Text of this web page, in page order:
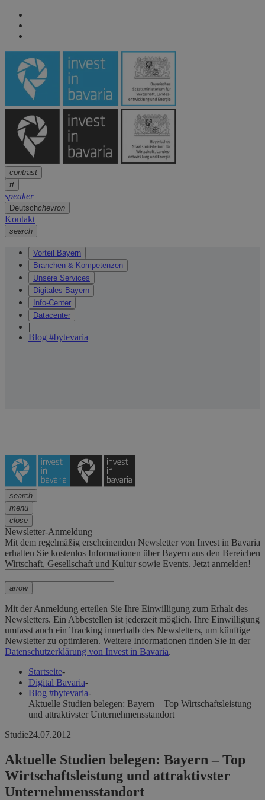
contrast
tt
speaker
Deutschchevron
Kontakt
search
Vorteil Bayern
Branchen & Kompetenzen
Unsere Services
Digitales Bayern
Info-Center
Datacenter
|
Blog #bytevaria
search
menu
close
Newsletter-Anmeldung
Mit dem regelmäßig erscheinenden Newsletter von Invest in Bavaria
erhalten Sie kostenlos Informationen über Bayern aus den Bereichen
Wirtschaft, Gesellschaft und Kultur sowie Events. Jetzt anmelden!
arrow
Mit der Anmeldung erteilen Sie Ihre Einwilligung zum Erhalt des
Newsletters. Ein Abbestellen ist jederzeit möglich. Ihre Einwilligung
umfasst auch ein Tracking innerhalb des Newsletters, um künftige
Newsletter zu optimieren. Weitere Informationen finden Sie in der
Datenschutzerklärung von Invest in Bavaria.
Startseite-
Digital Bavaria-
Blog #bytevaria-
Aktuelle Studien belegen: Bayern – Top Wirtschaftsleistung
und attraktivster Unternehmensstandort
Studie24.07.2012
Aktuelle Studien belegen: Bayern – Top
Wirtschaftsleistung und attraktivster
Unternehmensstandort